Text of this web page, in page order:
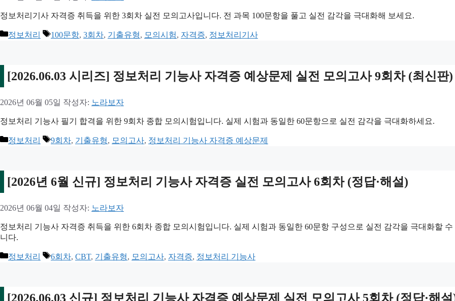
정보처리기사 자격증 취득을 위한 3회차 실전 모의고사입니다. 전 과목 100문항을 풀고 실전 감각을 극대화해 보세요.
카
정보처리
태
100문항, 3회차, 기출유형, 모의시험, 자격증, 정보처리기사
[2026.06.03 시리즈] 정보처리 기능사 자격증 예상문제 실전 모의고사 9회차 (최신판)
2026년 06월 05일 작성자: 노라보자
정보처리 기능사 필기 합격을 위한 9회차 종합 모의시험입니다. 실제 시험과 동일한 60문항으로 실전 감각을 극대화하세요.
카
정보처리
태
9회차, 기출유형, 모의고사, 정보처리 기능사 자격증 예상문제
[2026년 6월 신규] 정보처리 기능사 자격증 실전 모의고사 6회차 (정답·해설)
2026년 06월 04일 작성자: 노라보자
정보처리 기능사 자격증 취득을 위한 6회차 종합 모의시험입니다. 실제 시험과 동일한 60문항 구성으로 실전 감각을 극대화할 수
니다.
카
정보처리
태
6회차, CBT, 기출유형, 모의고사, 자격증, 정보처리 기능사
[2026.06.03 신규] 정보처리 기능사 자격증 예상문제 실전 모의고사 5회차 (정답·해